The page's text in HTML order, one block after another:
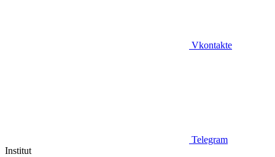
Vkontakte
Telegram
Institut